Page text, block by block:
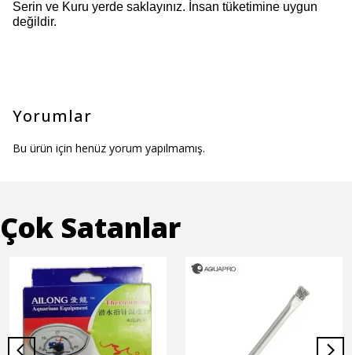
Serin ve Kuru yerde saklayınız. İnsan tüketimine uygun
değildir.
Yorumlar
Bu ürün için henüz yorum yapılmamış.
Çok Satanlar